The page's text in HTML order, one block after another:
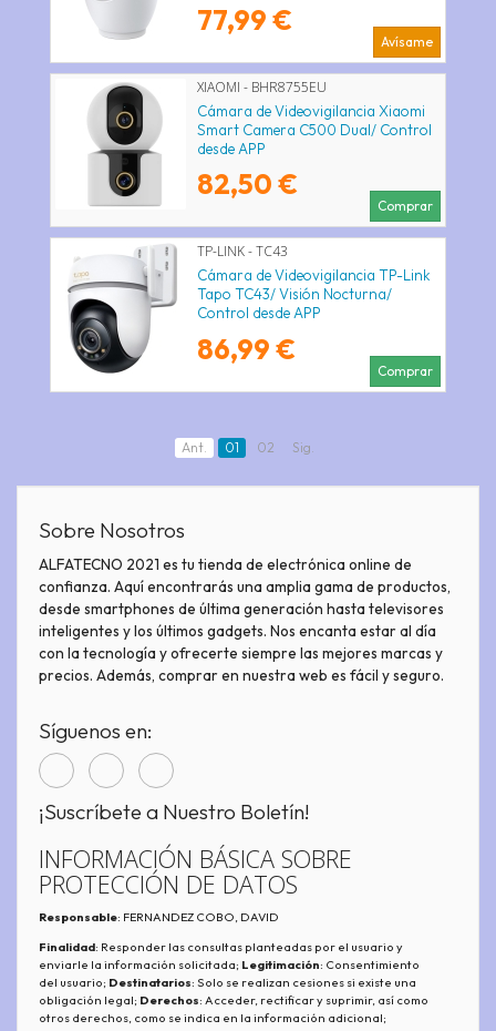
77,99 €
Avísame
XIAOMI - BHR8755EU
Cámara de Videovigilancia Xiaomi
Smart Camera C500 Dual/ Control
desde APP
82,50 €
Comprar
TP-LINK - TC43
Cámara de Videovigilancia TP-Link
Tapo TC43/ Visión Nocturna/
Control desde APP
86,99 €
Comprar
Ant. 01 02 Sig.
Sobre Nosotros
ALFATECNO 2021 es tu tienda de electrónica online de
confianza. Aquí encontrarás una amplia gama de productos,
desde smartphones de última generación hasta televisores
inteligentes y los últimos gadgets. Nos encanta estar al día
con la tecnología y ofrecerte siempre las mejores marcas y
precios. Además, comprar en nuestra web es fácil y seguro.
Síguenos en:
¡Suscríbete a Nuestro Boletín!
INFORMACIÓN BÁSICA SOBRE
PROTECCIÓN DE DATOS
Responsable: FERNANDEZ COBO, DAVID
Finalidad: Responder las consultas planteadas por el usuario y
enviarle la información solicitada; Legitimación: Consentimiento
del usuario; Destinatarios: Solo se realizan cesiones si existe una
obligación legal; Derechos: Acceder, rectificar y suprimir, así como
otros derechos, como se indica en la información adicional;